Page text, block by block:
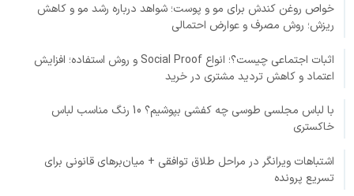
خواص روغن کندش برای مو و پوست؛ شواهد درباره رشد مو و کاهش
ریزش؛ روش مصرف و عوارض احتمالی
اثبات اجتماعی چیست؟؛ انواع Social Proof و روش استفاده؛ افزایش
اعتماد و کاهش تردید مشتری در خرید
با لباس مجلسی طوسی چه کفشی بپوشیم؟ 10 رنگ مناسب لباس
خاکستری
اشتباهات ویرانگر در مراحل طلاق توافقی + میان‌برهای قانونی برای
تسریع پرونده